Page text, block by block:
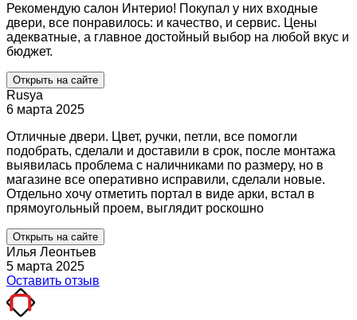
Рекомендую салон Интерио! Покупал у них входные
двери, все понравилось: и качество, и сервис. Цены
адекватные, а главное достойный выбор на любой вкус и
бюджет.
Открыть на сайте
Rusya
6 марта 2025
Отличные двери. Цвет, ручки, петли, все помогли
подобрать, сделали и доставили в срок, после монтажа
выявилась проблема с наличниками по размеру, но в
магазине все оперативно исправили, сделали новые.
Отдельно хочу отметить портал в виде арки, встал в
прямоугольный проем, выглядит роскошно
Открыть на сайте
Илья Леонтьев
5 марта 2025
Оставить отзыв